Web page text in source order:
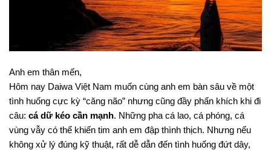
Anh em thân mến,
Hôm nay Daiwa Việt Nam muốn cùng anh em bàn sâu về một
tình huống cực kỳ “căng não” nhưng cũng đầy phấn khích khi đi
câu: cá dữ kéo cần mạnh. Những pha cá lao, cá phóng, cá
vùng vẫy có thể khiến tim anh em đập thình thịch. Nhưng nếu
không xử lý đúng kỹ thuật, rất dễ dẫn đến tình huống đứt dây,